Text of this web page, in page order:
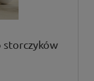
storczyków